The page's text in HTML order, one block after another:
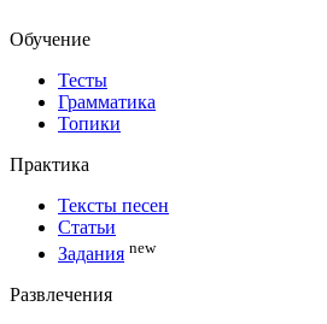
Обучение
Тесты
Грамматика
Топики
Практика
Тексты песен
Статьи
Задания new
Развлечения